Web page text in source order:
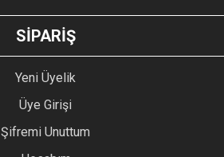
GÖNDER
SİPARİŞ
Yeni Üyelik
Üye Girişi
Şifremi Unuttum